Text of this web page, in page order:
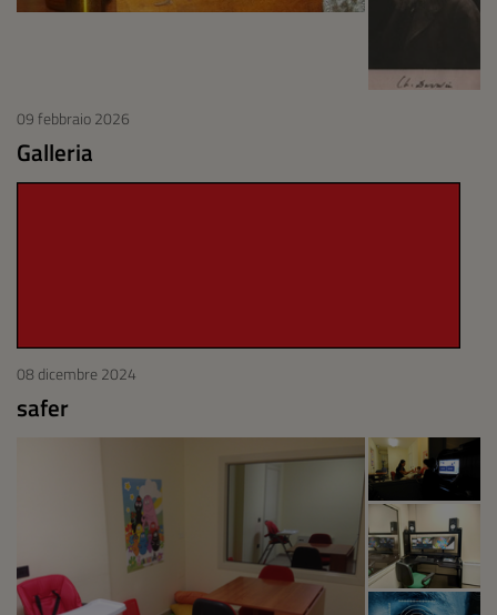
09 febbraio 2026
Galleria
08 dicembre 2024
safer